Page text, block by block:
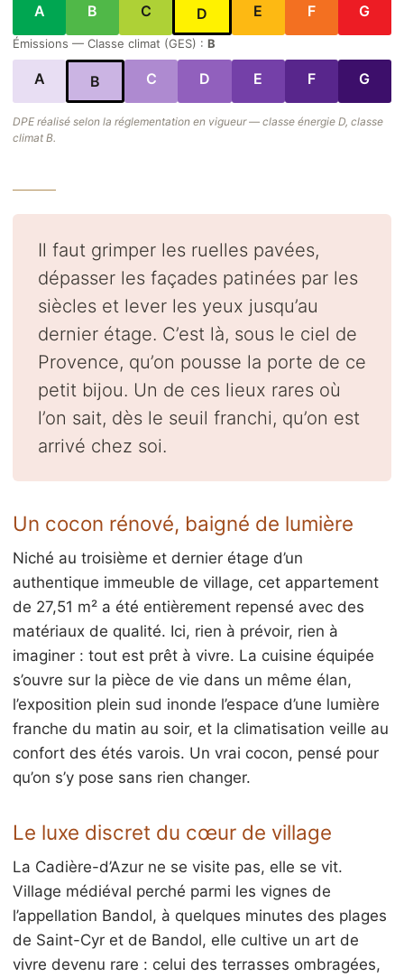
A B C D E F G
Émissions — Classe climat (GES) : B
A B C D E F G
DPE réalisé selon la réglementation en vigueur — classe énergie D, classe
climat B.
Il faut grimper les ruelles pavées,
dépasser les façades patinées par les
siècles et lever les yeux jusqu’au
dernier étage. C’est là, sous le ciel de
Provence, qu’on pousse la porte de ce
petit bijou. Un de ces lieux rares où
l’on sait, dès le seuil franchi, qu’on est
arrivé chez soi.
Un cocon rénové, baigné de lumière
Niché au troisième et dernier étage d’un
authentique immeuble de village, cet appartement
de 27,51 m² a été entièrement repensé avec des
matériaux de qualité. Ici, rien à prévoir, rien à
imaginer : tout est prêt à vivre. La cuisine équipée
s’ouvre sur la pièce de vie dans un même élan,
l’exposition plein sud inonde l’espace d’une lumière
franche du matin au soir, et la climatisation veille au
confort des étés varois. Un vrai cocon, pensé pour
qu’on s’y pose sans rien changer.
Le luxe discret du cœur de village
La Cadière-d’Azur ne se visite pas, elle se vit.
Village médiéval perché parmi les vignes de
l’appellation Bandol, à quelques minutes des plages
de Saint-Cyr et de Bandol, elle cultive un art de
vivre devenu rare : celui des terrasses ombragées,